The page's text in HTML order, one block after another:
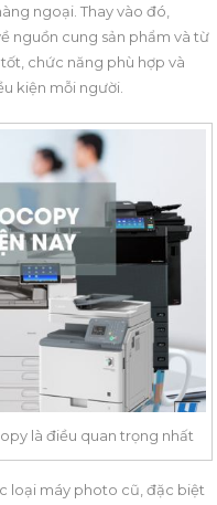
ngoại. Thay vào đó,
nguồn cung sản phẩm và từ
chức năng phù hợp và
kiện mỗi người.
là điều quan trọng nhất
loại máy photo cũ, đặc biệt